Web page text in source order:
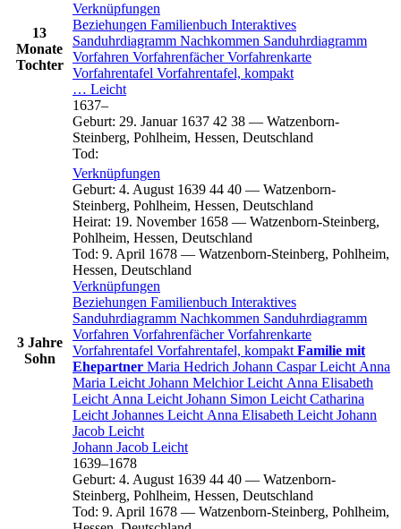
13
Monate
Tochter
Verknüpfungen
Beziehungen Familienbuch Interaktives
Sanduhrdiagramm Nachkommen Sanduhrdiagramm
Vorfahren VorfahrenfächerVorfahrenkarte
Vorfahrentafel Vorfahrentafel, kompakt
… Leicht
1637–
Geburt: 29. Januar 1637 42 38 — Watzenborn-
Steinberg, Pohlheim, Hessen, Deutschland
Tod:
3 Jahre
Sohn
Verknüpfungen
Geburt: 4. August 1639 44 40 — Watzenborn-
Steinberg, Pohlheim, Hessen, Deutschland
Heirat: 19. November 1658 — Watzenborn-Steinberg,
Pohlheim, Hessen, Deutschland
Tod: 9. April 1678 — Watzenborn-Steinberg, Pohlheim,
Hessen, Deutschland
Verknüpfungen
Beziehungen Familienbuch Interaktives
Sanduhrdiagramm Nachkommen Sanduhrdiagramm
Vorfahren VorfahrenfächerVorfahrenkarte
Vorfahrentafel Vorfahrentafel, kompakt Familie mit
Ehepartner Maria Hedrich Johann CasparLeicht Anna
Maria Leicht Johann MelchiorLeicht Anna Elisabeth
Leicht Anna Leicht Johann Simon Leicht Catharina
Leicht Johannes Leicht Anna Elisabeth Leicht Johann
Jacob Leicht
Johann Jacob Leicht
1639–1678
Geburt: 4. August 1639 44 40 — Watzenborn-
Steinberg, Pohlheim, Hessen, Deutschland
Tod: 9. April 1678 — Watzenborn-Steinberg, Pohlheim,